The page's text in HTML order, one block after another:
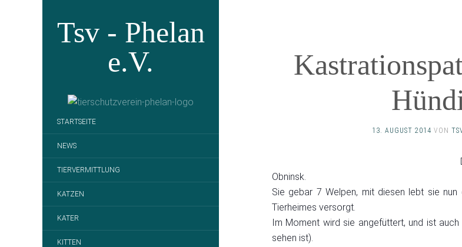
Tsv - Phelan
e.V.
STARTSEITE
NEWS
TIERVERMITTLUNG
KATZEN
KATER
KITTEN
13. AUGUST 2014 VON
Obninsk.
Sie gebar 7 Welpen, mit diesen lebt sie
Tierheimes versorgt.
Im Moment wird sie angefüttert, und ist
sehen ist).